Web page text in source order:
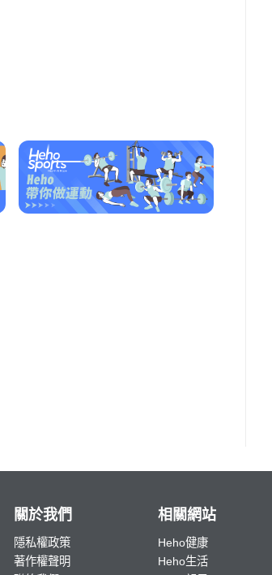
關於我們
隱私權政策
著作權聲明
相關網站
Heho健康
Heho生活